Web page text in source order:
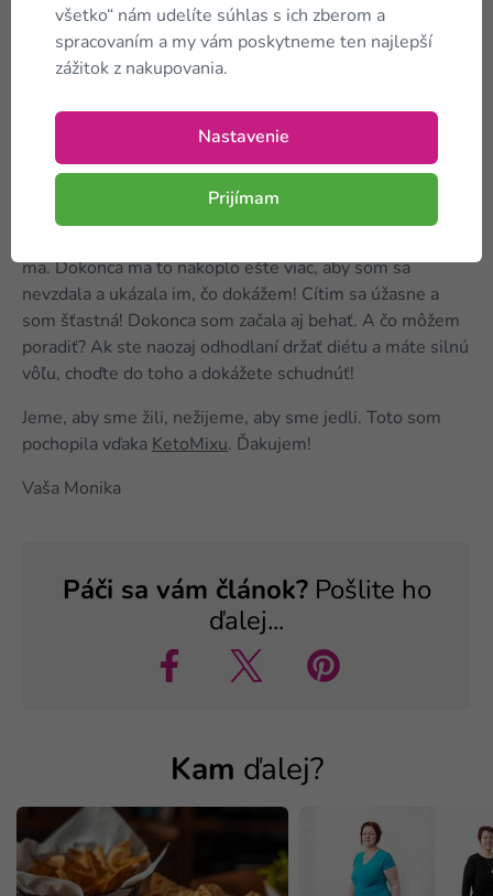
10. mája som oslavovala 28 rokov, tak som každého z
rodiny poprosila, aby mi prispel a objednala som
som začala. Neriešila som, že by mi mohlo byť zle alebo
budem hladná. Chcem zmeniť seba a svoj život, budem
dodržiavať pravidlá a nedovolím mozgu, aby ma opäť
sklamal. Bola som motivovaná! Všetko je v hlave! Pri
každom súste som si hovorila, že určite schudnem. Bolo
ma. Dokonca ma to nakoplo ešte viac, aby som sa
nevzdala a ukázala im, čo dokážem! Cítim sa úžasne a
som šťastná! Dokonca som začala aj behať. A čo môžem
poradiť? Ak ste naozaj odhodlaní držať diétu a máte silnú
vôľu, choďte do toho a dokážete schudnúť!
Jeme, aby sme žili, nežijeme, aby sme jedli. Toto som
pochopila vďaka KetoMixu. Ďakujem!
Vaša Monika
Páči sa vám článok?Pošlite ho
ďalej...
Kam ďalej?
všetko“ nám udelíte súhlas s ich zberom a
spracovaním a my vám poskytneme ten najlepší
zážitok z nakupovania.
Nastavenie
Prijímam